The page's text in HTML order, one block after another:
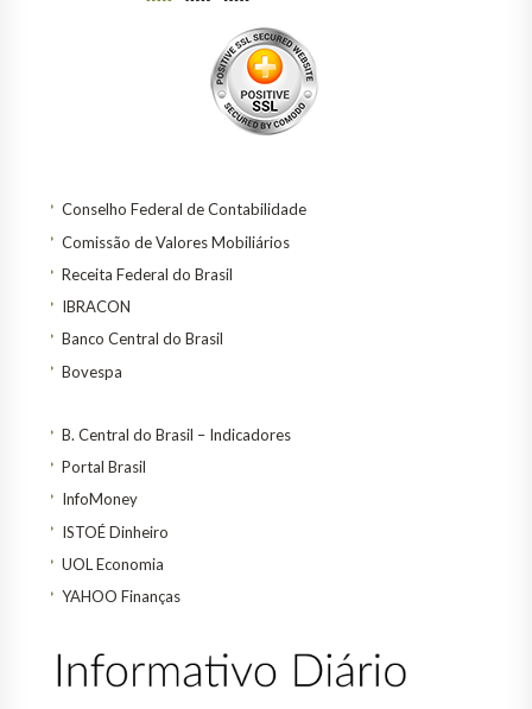
Conselho Federal de Contabilidade
Comissão de Valores Mobiliários
Receita Federal do Brasil
IBRACON
Banco Central do Brasil
Bovespa
B. Central do Brasil – Indicadores
Portal Brasil
InfoMoney
ISTOÉ Dinheiro
UOL Economia
YAHOO Finanças